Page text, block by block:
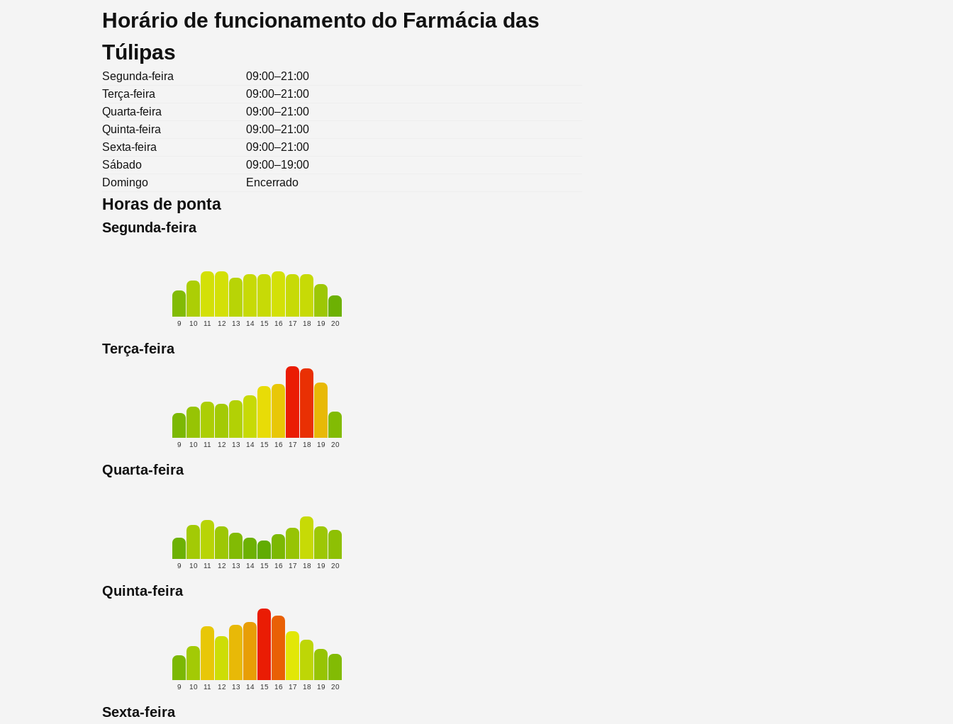
Horário de funcionamento do Farmácia das
Túlipas
Segunda-feira
09:00–21:00
Terça-feira
09:00–21:00
Quarta-feira
09:00–21:00
Quinta-feira
09:00–21:00
Sexta-feira
09:00–21:00
Sábado
09:00–19:00
Domingo
Encerrado
Horas de ponta
Segunda-feira
9 10 11 12 13 14 15 16 17 18 19 20
Terça-feira
9 10 11 12 13 14 15 16 17 18 19 20
Quarta-feira
9 10 11 12 13 14 15 16 17 18 19 20
Quinta-feira
9 10 11 12 13 14 15 16 17 18 19 20
Sexta-feira